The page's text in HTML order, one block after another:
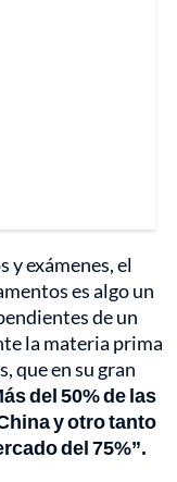
y exámenes, el
es algo un
de un
la materia prima
que en su gran
del 50% de las
y otro tanto
del 75%”.